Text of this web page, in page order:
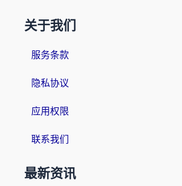
关于我们
服务条款
隐私协议
应用权限
联系我们
最新资讯